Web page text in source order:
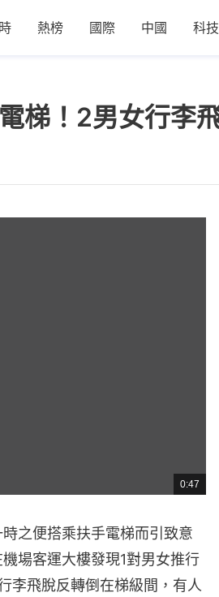
熱榜 國際 中國 科技
梯！2男女行李
總
共
0:47
之便搭乘扶手電梯而引致意
場客運大樓發現1對男女推行
李飛脫反轉倒在梯級間，有人